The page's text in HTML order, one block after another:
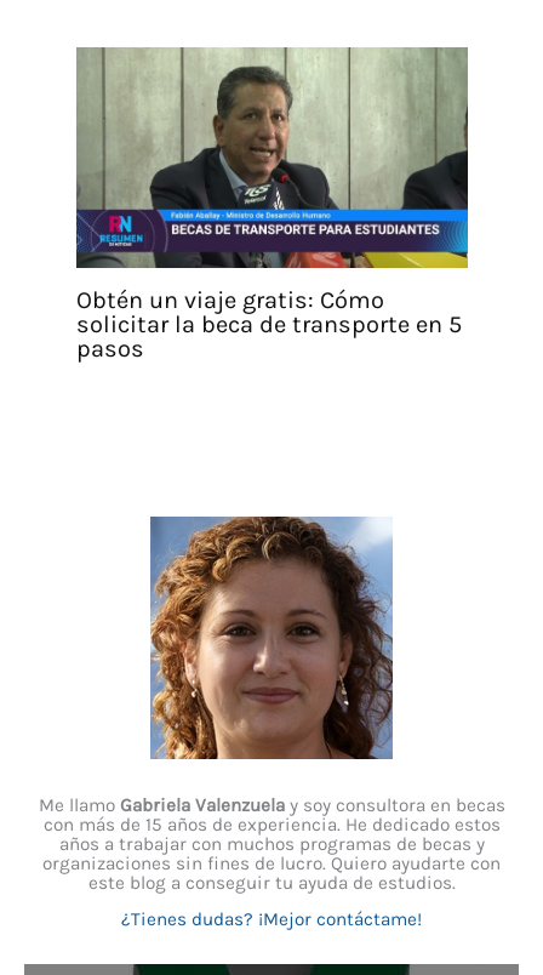
Obtén un viaje gratis: Cómo
solicitar la beca de transporte en 5
pasos
Me llamo Gabriela Valenzuelay soy consultora en becas
con más de 15 años de experiencia. He dedicado estos
años a trabajar con muchos programas de becas y
organizaciones sin fines de lucro. Quiero ayudarte con
este blog a conseguir tu ayuda de estudios.
¿Tienes dudas? ¡Mejor contáctame!